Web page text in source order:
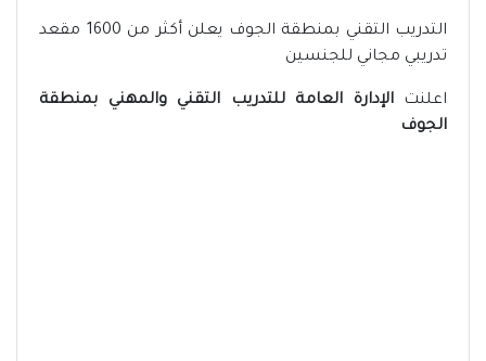
التدريب التقني بمنطقة الجوف يعلن أكثر من 1600 مقعد
تدريبي مجاني للجنسين
اعلنتالإدارة العامة للتدريب التقني والمهني بمنطقة
الجوف